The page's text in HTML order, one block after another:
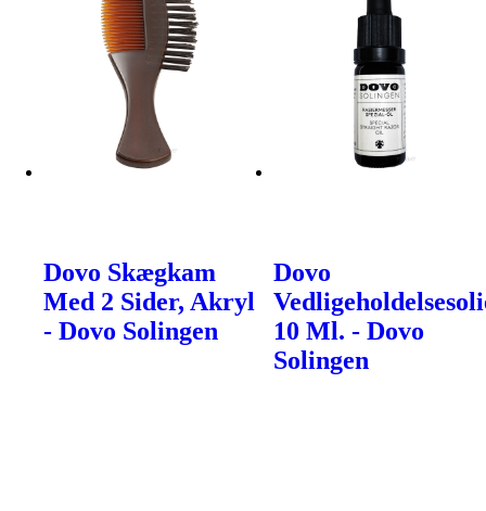
Dovo Skægkam
Med 2 Sider, Akryl
- Dovo Solingen
Dovo
10 Ml. - Dovo
Solingen